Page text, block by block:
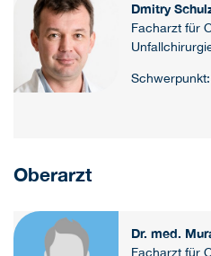
Dmitry
Facharzt für
Oberarzt
Dr. med.
Facharzt für